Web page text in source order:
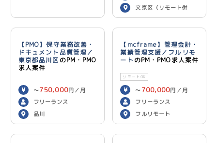
文京区（リモート併
用）
【PMO】保守業務改善・
ドキュメント品質管理／
東京都品川区 のPM・PMO
求人案件
〜750,000円／月
フリーランス
品川
【mcframe】管理会計・
業績管理支援／フルリモ
ートのPM・PMO求人案件
リモートOK
〜 700,000円／月
フリーランス
フルリモート